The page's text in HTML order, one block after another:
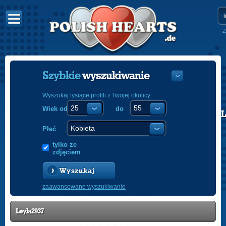
POLISH
Szybkiewyszukiwanie
Wyszukaj tysiące profili z Twojej okolicy:
Wiek od do
Płeć
tylko ze
zdjęciem
Wyszukaj
zaawansowane wyszukiwanie
Leyla2937